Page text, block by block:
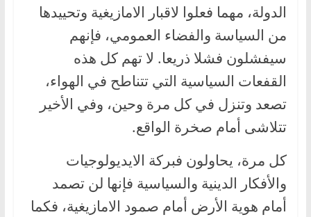
الدولة، مهما فعلوا لاقبار الامازيغية وتحييدها
من السياسة والفضاء العمومي، فإنهم
سيفشلون فشلا ذريعا. لا تهم كل هذه
القفعات السياسية التي تتناطح في الهواء،
تصعد وتنزل في كل مرة وحين، وفي الأخير
تتلاشى أمام صخرة الواقع.
كل مرة، يحاولون فبركة الايديولوجيات
والأفكار الدينية والسياسية فإنها لن تصمد
أمام هوية الأرض أمام صمود الامازيغية، فكما